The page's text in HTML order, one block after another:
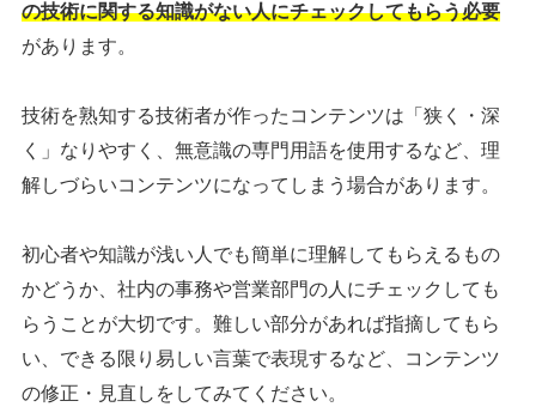
の技術に関する知識がない人にチェックしてもらう必要
があります。
技術を熟知する技術者が作ったコンテンツは「狭く・深
く」なりやすく、無意識の専門用語を使用するなど、理
解しづらいコンテンツになってしまう場合があります。
初心者や知識が浅い人でも簡単に理解してもらえるもの
かどうか、社内の事務や営業部門の人にチェックしても
らうことが大切です。難しい部分があれば指摘してもら
い、できる限り易しい言葉で表現するなど、コンテンツ
の修正・見直しをしてみてください。